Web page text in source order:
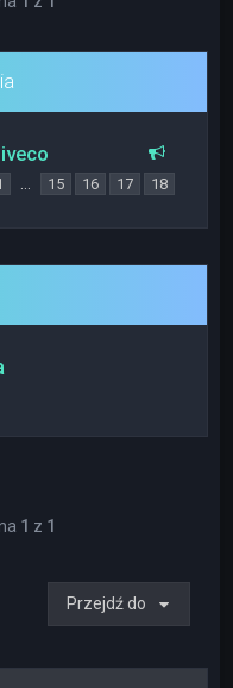
… 15 16 17 18
1 z 1
Przejdź do